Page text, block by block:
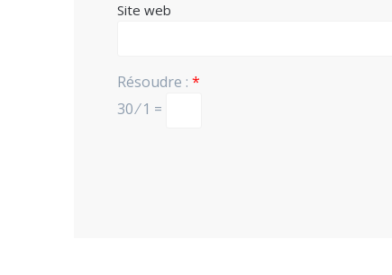
Site web
Résoudre :*
30 ⁄ 1 =